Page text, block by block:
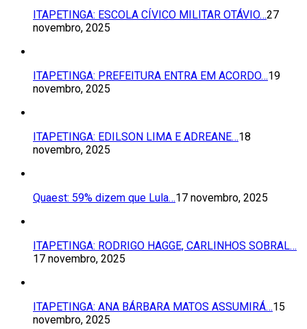
ITAPETINGA: ESCOLA CÍVICO MILITAR OTÁVIO…27
novembro, 2025
ITAPETINGA: PREFEITURA ENTRA EM ACORDO…19
novembro, 2025
ITAPETINGA: EDILSON LIMA E ADREANE…18
novembro, 2025
Quaest: 59% dizem que Lula…17 novembro, 2025
ITAPETINGA: RODRIGO HAGGE, CARLINHOS SOBRAL…
17 novembro, 2025
ITAPETINGA: ANA BÁRBARA MATOS ASSUMIRÁ…15
novembro, 2025